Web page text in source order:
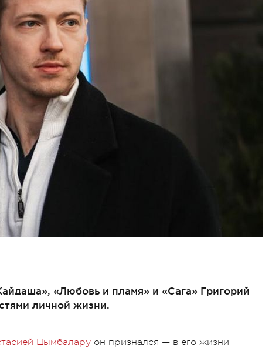
«Любовь и пламя» и «Сага» Григорий
личной жизни.
Цымбалару он признался — в его жизни